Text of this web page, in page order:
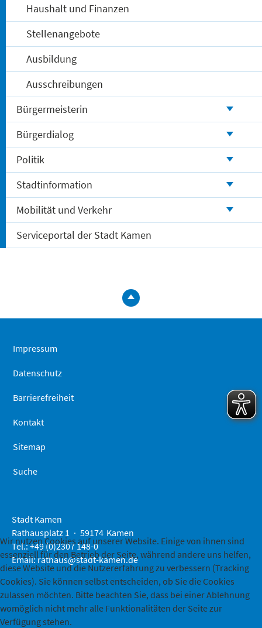
Haushalt und Finanzen
Stellenangebote
Ausbildung
Ausschreibungen
Bürgermeisterin
Bürgerdialog
Politik
Stadtinformation
Mobilität und Verkehr
Serviceportal der Stadt Kamen
zum
Impressum
Datenschutz
Barrierefreiheit
Kontakt
Sitemap
Suche
Stadt Kamen
Rathausplatz 1
59174 Kamen
Tel.: +49 (0)2307 148-0
Email:rathaus@stadt-kamen.de
Wir nutzen Cookies auf unserer Website. Einige von ihnen sind
essenziell für den Betrieb der Seite, während andere uns helfen,
diese Website und die Nutzererfahrung zu verbessern (Tracking
Cookies). Sie können selbst entscheiden, ob Sie die Cookies
zulassen möchten. Bitte beachten Sie, dass bei einer Ablehnung
womöglich nicht mehr alle Funktionalitäten der Seite zur
Verfügung stehen.